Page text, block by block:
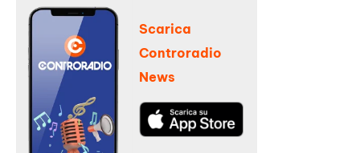
Scarica
Controradio
News